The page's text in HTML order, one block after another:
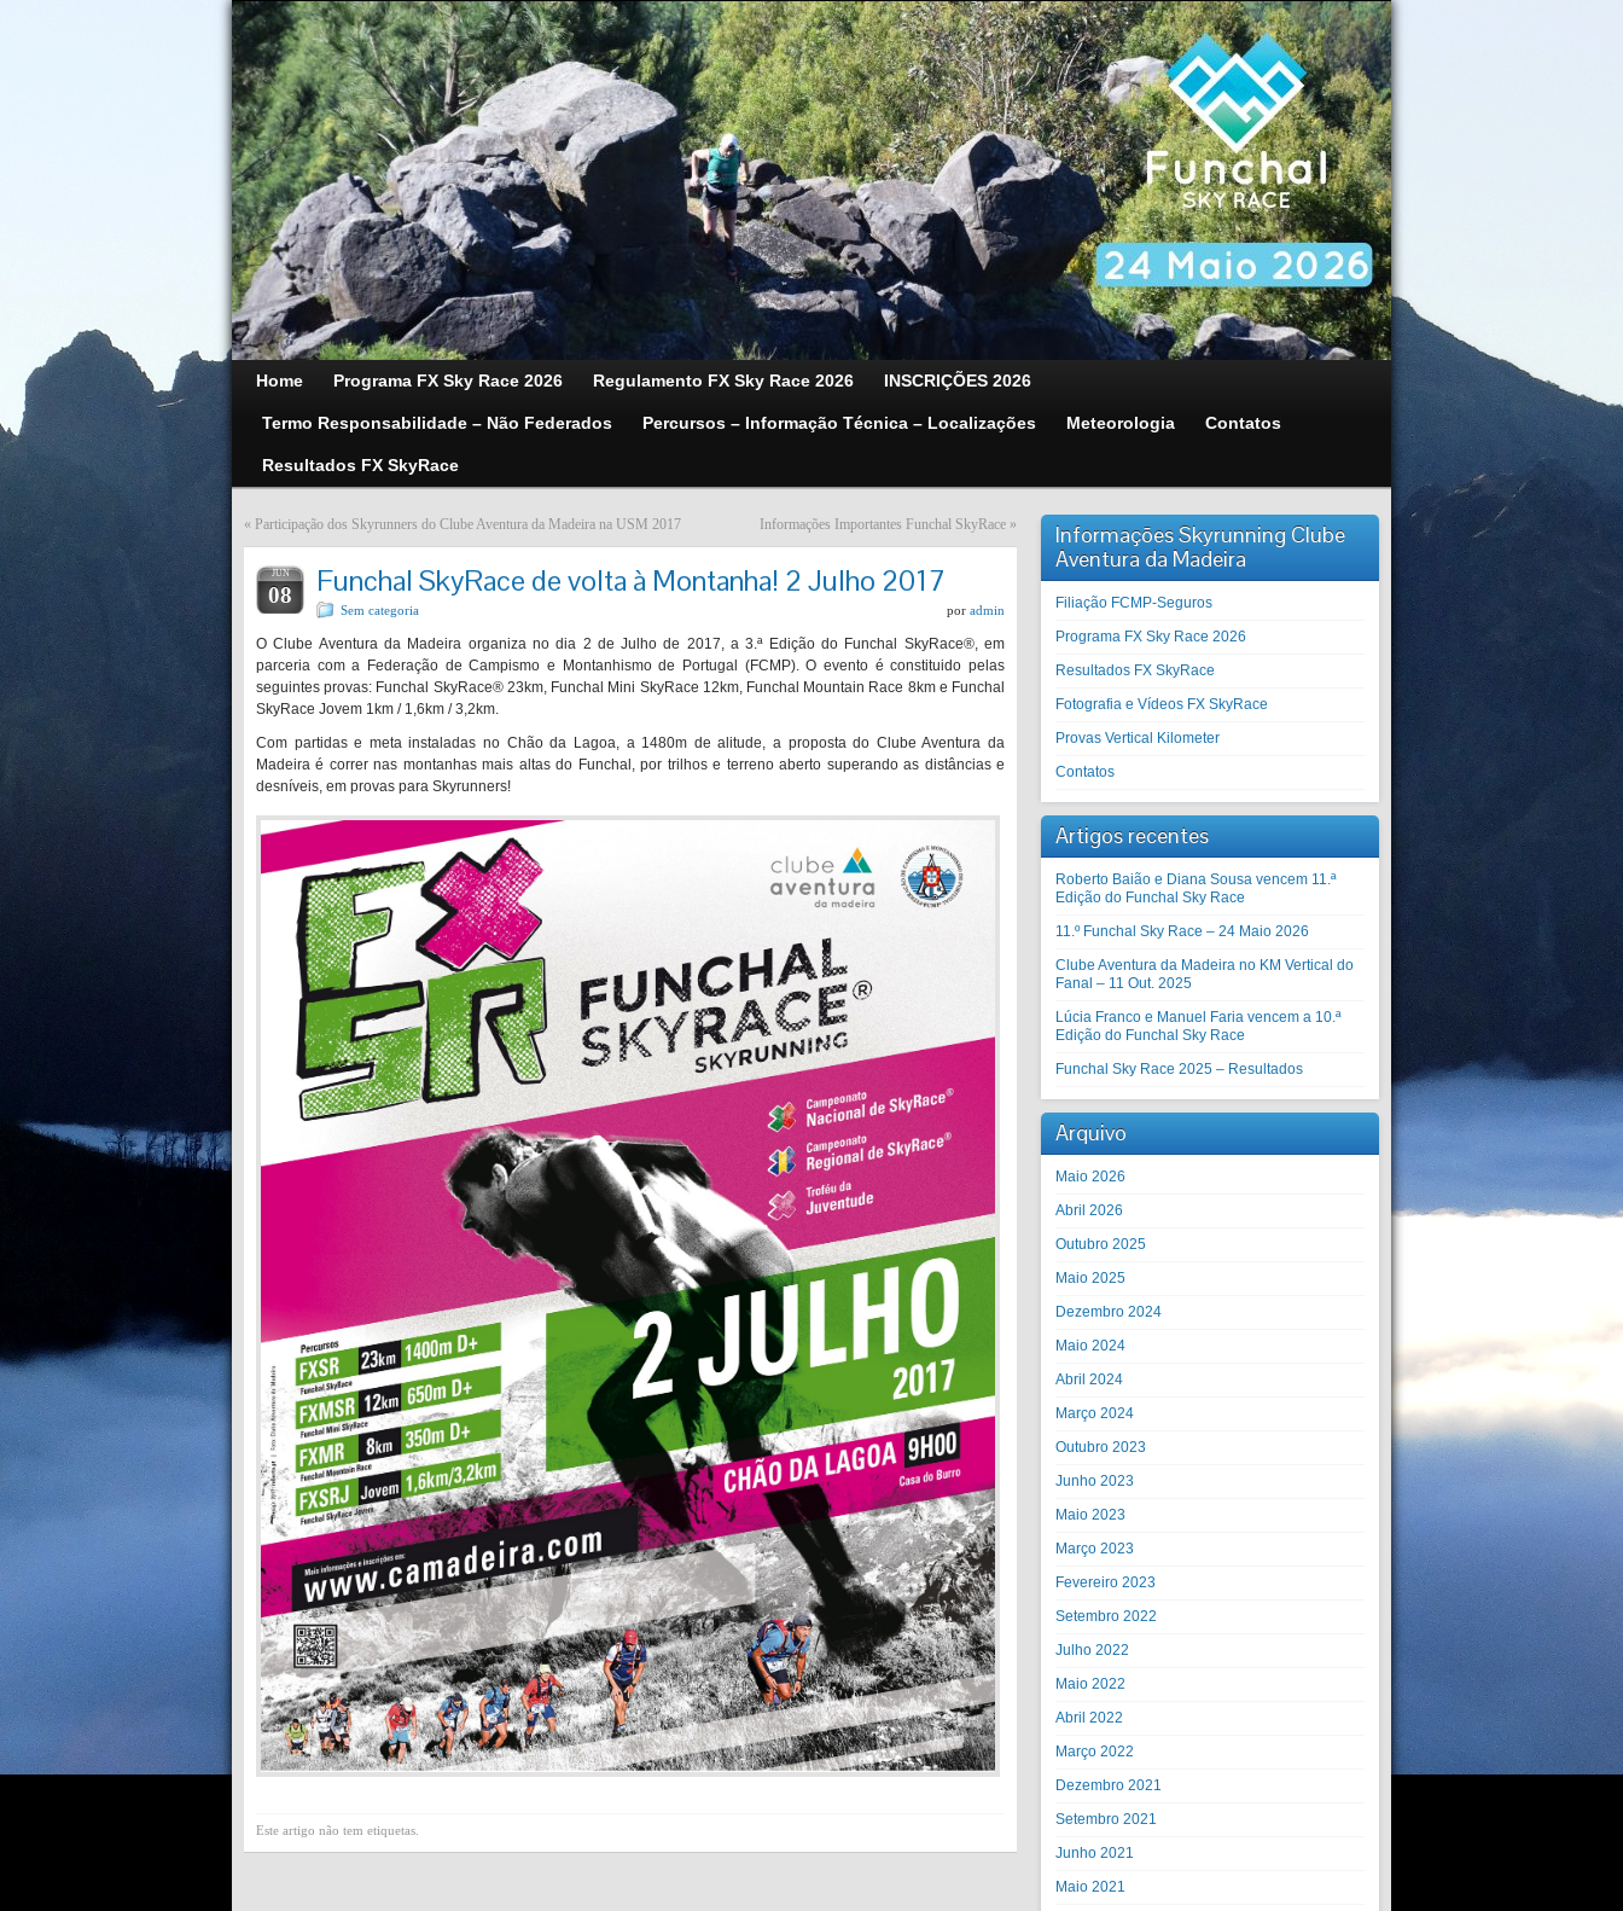
Home Programa FX Sky Race 2026 Regulamento FX Sky Race 2026 INSCRIÇÕES 2026
Termo Responsabilidade – Não Federados Percursos – Informação Técnica – Localizações Meteorologia Contatos
Resultados FX SkyRace
« Participação dos Skyrunners do Clube Aventura da Madeira na USM 2017 Informações Importantes Funchal SkyRace »
JUN
08 Funchal SkyRace de volta à Montanha! 2 Julho 2017
Sem categoria por admin
O Clube Aventura da Madeira organiza no dia 2 de Julho de 2017, a 3.ª Edição do Funchal SkyRace®, em
parceria com a Federação de Campismo e Montanhismo de Portugal (FCMP). O evento é constituido pelas
seguintes provas: Funchal SkyRace® 23km, Funchal Mini SkyRace 12km, Funchal Mountain Race 8km e Funchal
SkyRace Jovem 1km / 1,6km / 3,2km.
Com partidas e meta instaladas no Chão da Lagoa, a 1480m de alitude, a proposta do Clube Aventura da
Madeira é correr nas montanhas mais altas do Funchal, por trilhos e terreno aberto superando as distâncias e
desníveis, em provas para Skyrunners!
Este artigo não tem etiquetas.
Informações Skyrunning Clube
Aventura da Madeira
Filiação FCMP-Seguros
Programa FX Sky Race 2026
Resultados FX SkyRace
Fotografia e Vídeos FX SkyRace
Provas Vertical Kilometer
Contatos
Artigos recentes
Roberto Baião e Diana Sousa vencem 11.ª
Edição do Funchal Sky Race
11.º Funchal Sky Race – 24 Maio 2026
Clube Aventura da Madeira no KM Vertical do
Fanal – 11 Out. 2025
Lúcia Franco e Manuel Faria vencem a 10.ª
Edição do Funchal Sky Race
Funchal Sky Race 2025 – Resultados
Arquivo
Maio 2026
Abril 2026
Outubro 2025
Maio 2025
Dezembro 2024
Maio 2024
Abril 2024
Março 2024
Outubro 2023
Junho 2023
Maio 2023
Março 2023
Fevereiro 2023
Setembro 2022
Julho 2022
Maio 2022
Abril 2022
Março 2022
Dezembro 2021
Setembro 2021
Junho 2021
Maio 2021